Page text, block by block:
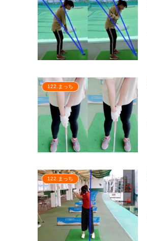
122.まっち
122.まっち